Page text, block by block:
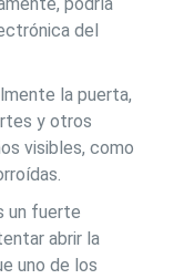
del
la puerta,
y otros
visibles, como
un fuerte
abrir la
uno de los